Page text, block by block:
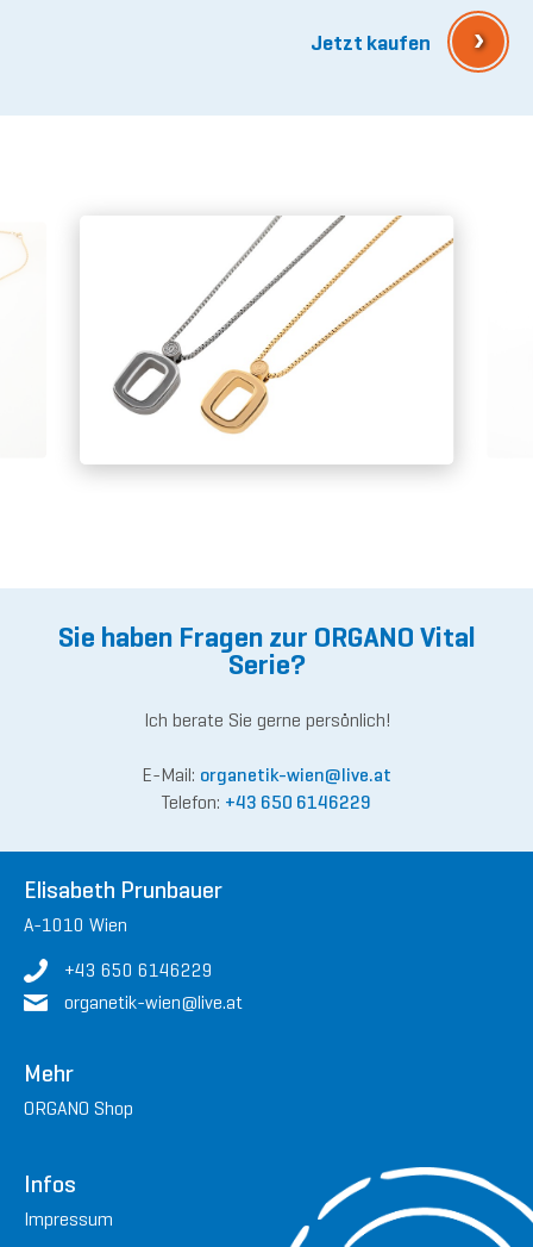
Jetzt kaufen ›
Sie haben Fragen zur ORGANO Vital
Serie?
Ich berate Sie gerne persönlich!
E-Mail: organetik-wien@live.at
Telefon: +43 650 6146229
Elisabeth Prunbauer
A-1010 Wien
+43 650 6146229
organetik-wien@live.at
Mehr
ORGANO Shop
Infos
Impressum